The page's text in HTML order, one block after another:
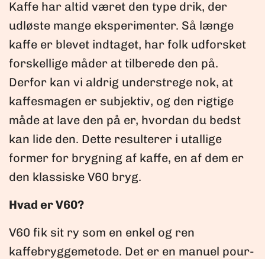
Kaffe har altid været den type drik, der
udløste mange eksperimenter. Så længe
kaffe er blevet indtaget, har folk udforsket
forskellige måder at tilberede den på.
Derfor kan vi aldrig understrege nok, at
kaffesmagen er subjektiv, og den rigtige
måde at lave den på er, hvordan du bedst
kan lide den. Dette resulterer i utallige
former for brygning af kaffe, en af ​​dem er
den klassiske V60 bryg.
Hvad er V60?
V60 fik sit ry som en enkel og ren
kaffebryggemetode. Det er en manuel pour-